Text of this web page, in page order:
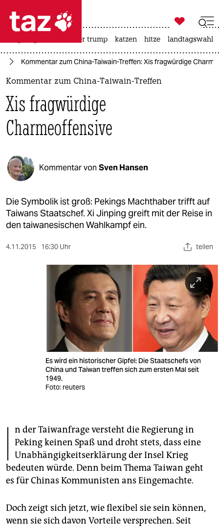
 taz zahl ich
taz zahl ich
politik
öko
gesellschaft
kultur
sport
berlin
nord
veranstaltungen
fragen & hilfe
unterstützen
epaper login

taz zahl ich
usa unter trump katzen hitze landtagswahl
Kommentar zum China-Taiwain-Treffen: Xis fragwürdige
Kommentar zum China-Taiwain-Treffen
Xis fragwürdige
Charmeoffensive
Kommentar von Sven Hansen
Die Symbolik ist groß: Pekings Machthaber trifft auf
Taiwans Staatschef. Xi Jinping greift mit der Reise in
den taiwanesischen Wahlkampf ein.
4.11.2015 16:30 Uhr teilen
Es wird ein historischer Gipfel: Die Staatschefs von
China und Taiwan treffen sich zum ersten Mal seit
1949.
Foto: reuters
I n der Taiwanfrage versteht die Regierung in
Peking keinen Spaß und droht stets, dass eine
Unabhängigkeitserklärung der Insel Krieg
bedeuten würde. Denn beim Thema Taiwan geht
es für Chinas Kommunisten ans Eingemachte.
Doch zeigt sich jetzt, wie flexibel sie sein können,
wenn sie sich davon Vorteile versprechen. Seit